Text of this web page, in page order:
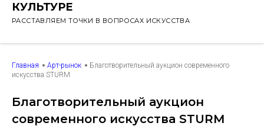
КУЛЬТУРЕ
РАССТАВЛЯЕМ ТОЧКИ В ВОПРОСАХ ИСКУССТВА
Главная Арт-рынок
Благотворительный аукцион современного
искусства STURM
Благотворительный аукцион
современного искусства STURM